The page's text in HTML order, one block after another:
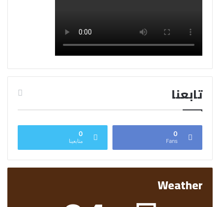
تابعنا
0
Fans
0
متابعينا
Weather